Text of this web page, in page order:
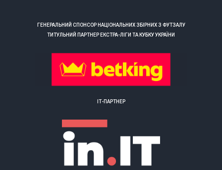
ГЕНЕРАЛЬНИЙ СПОНСОР НАЦІОНАЛЬНИХ ЗБІРНИХ З ФУТЗАЛУ
ТИТУЛЬНИЙ ПАРТНЕР ЕКСТРА-ЛІГИ ТА КУБКУ УКРАЇНИ
ІТ-ПАРТНЕР